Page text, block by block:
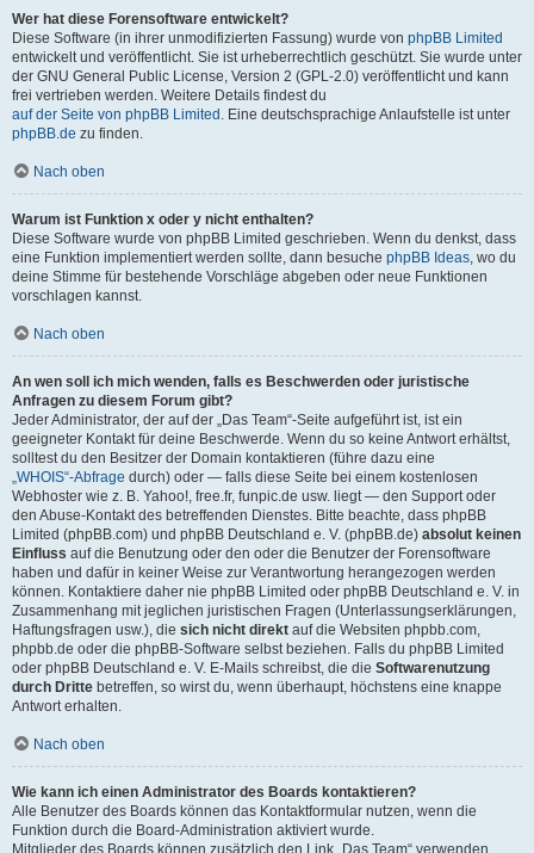
Wer hat diese Forensoftware entwickelt?
Diese Software (in ihrer unmodifizierten Fassung) wurde von phpBB Limited
entwickelt und veröffentlicht. Sie ist urheberrechtlich geschützt. Sie wurde unter
der GNU General Public License, Version 2 (GPL-2.0) veröffentlicht und kann
frei vertrieben werden. Weitere Details findest du
auf der Seite von phpBB Limited . Eine deutschsprachige Anlaufstelle ist unter
phpBB.de zu finden.
Nach oben
Warum ist Funktion x oder y nicht enthalten?
Diese Software wurde von phpBB Limited geschrieben. Wenn du denkst, dass
eine Funktion implementiert werden sollte, dann besuche phpBB Ideas, wo du
deine Stimme für bestehende Vorschläge abgeben oder neue Funktionen
vorschlagen kannst.
Nach oben
An wen soll ich mich wenden, falls es Beschwerden oder juristische
Anfragen zu diesem Forum gibt?
Jeder Administrator, der auf der „Das Team“-Seite aufgeführt ist, ist ein
geeigneter Kontakt für deine Beschwerde. Wenn du so keine Antwort erhältst,
solltest du den Besitzer der Domain kontaktieren (führe dazu eine
„WHOIS“-Abfrage durch) oder — falls diese Seite bei einem kostenlosen
Webhoster wie z. B. Yahoo!, free.fr, funpic.de usw. liegt — den Support oder
den Abuse-Kontakt des betreffenden Dienstes. Bitte beachte, dass phpBB
Limited (phpBB.com) und phpBB Deutschland e. V. (phpBB.de) absolut keinen
Einfluss auf die Benutzung oder den oder die Benutzer der Forensoftware
haben und dafür in keiner Weise zur Verantwortung herangezogen werden
können. Kontaktiere daher nie phpBB Limited oder phpBB Deutschland e. V. in
Zusammenhang mit jeglichen juristischen Fragen (Unterlassungserklärungen,
Haftungsfragen usw.), die sich nicht direkt auf die Websiten phpbb.com,
phpbb.de oder die phpBB-Software selbst beziehen. Falls du phpBB Limited
oder phpBB Deutschland e. V. E-Mails schreibst, die die Softwarenutzung
durch Dritte betreffen, so wirst du, wenn überhaupt, höchstens eine knappe
Antwort erhalten.
Nach oben
Wie kann ich einen Administrator des Boards kontaktieren?
Alle Benutzer des Boards können das Kontaktformular nutzen, wenn die
Funktion durch die Board-Administration aktiviert wurde.
Mitglieder des Boards können zusätzlich den Link „Das Team“ verwenden.